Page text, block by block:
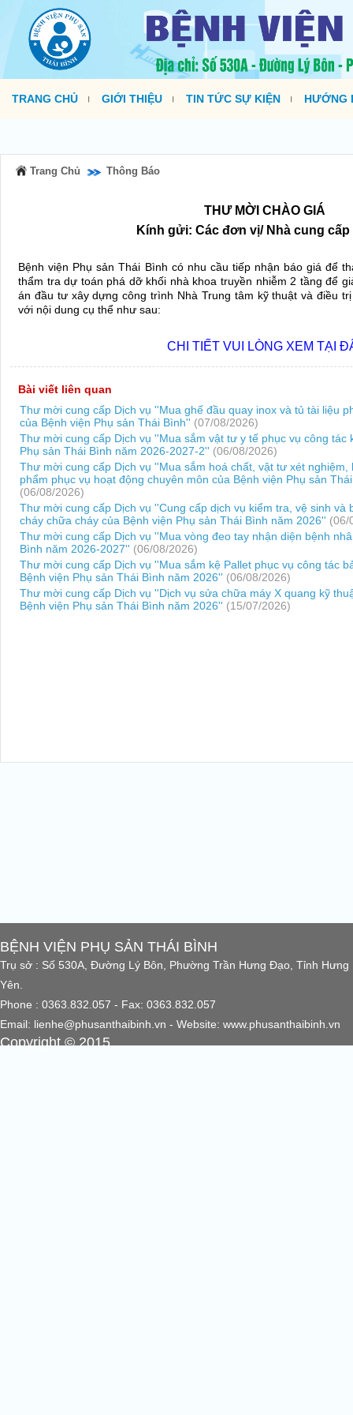
TRANG CHỦ GIỚI THIỆU TIN TỨC SỰ KIỆN HƯỚNG
Trang Chủ Thông Báo
THƯ MỜI CHÀO GIÁ
Kính gửi: Các đơn vị/ Nhà cung
Bệnh viện Phụ sản Thái Bình có nhu cầu tiếp nhận báo giá để
thẩm tra dự toán phá dỡ khối nhà khoa truyền nhiễm 2 tầng để
án đầu tư xây dựng công trình Nhà Trung tâm kỹ thuật và điều
với nội dung cụ thể như sau:
CHI TIẾT VUI LÒNG XEM TẠI
Bài viết liên quan
Thư mời cung cấp Dịch vụ ''Mua ghế đầu quay inox và tủ tài liệu
của Bệnh viện Phụ sản Thái Bình'' (07/08/2026)
Thư mời cung cấp Dịch vụ ''Mua sắm vật tư y tế phục vụ công tác
Phụ sản Thái Bình năm 2026-2027-2'' (06/08/2026)
Thư mời cung cấp Dịch vụ ''Mua sắm hoá chất, vật tư xét nghiệm,
phẩm phục vụ hoạt động chuyên môn của Bệnh viện Phụ sản
(06/08/2026)
Thư mời cung cấp Dịch vụ ''Cung cấp dịch vụ kiểm tra, vệ sinh và
cháy chữa cháy của Bệnh viện Phụ sản Thái Bình năm 2026'' (06/
Thư mời cung cấp Dịch vụ ''Mua vòng đeo tay nhận diện bệnh
Bình năm 2026-2027'' (06/08/2026)
Thư mời cung cấp Dịch vụ ''Mua sắm kệ Pallet phục vụ công tác
Bệnh viện Phụ sản Thái Bình năm 2026'' (06/08/2026)
Thư mời cung cấp Dịch vụ ''Dịch vụ sửa chữa máy X quang kỹ
Bệnh viện Phụ sản Thái Bình năm 2026'' (15/07/2026)
BỆNH VIỆN PHỤ SẢN THÁI BÌNH
Trụ sở : Số 530A, Đường Lý Bôn, Phường Trần Hưng Đạo, Tỉnh Hưng
Yên.
Phone : 0363.832.057 - Fax: 0363.832.057
Email: lienhe@phusanthaibinh.vn - Website: www.phusanthaibinh.vn
Copyright © 2015